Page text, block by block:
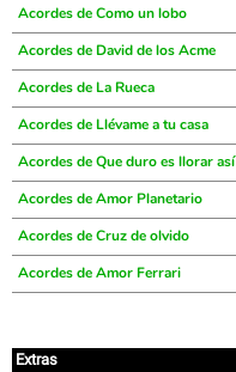
Acordes de Como un lobo
Acordes de David de los Acme
Acordes de La Rueca
Acordes de Llévame a tu casa
Acordes de Que duro es llorar así
Acordes de Amor Planetario
Acordes de Cruz de olvido
Acordes de Amor Ferrari
Extras